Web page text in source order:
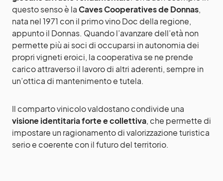
questo senso è laCaves Cooperatives de Donnas,
nata nel 1971 con il primo vino Doc della regione,
appunto il Donnas. Quando l’avanzare dell’età non
permette più ai soci di occuparsi in autonomia dei
propri vigneti eroici, la cooperativa se ne prende
carico attraverso il lavoro di altri aderenti, sempre in
un’ottica di mantenimento e tutela.
Il comparto vinicolo valdostano condivide una
visione identitaria forte e collettiva, che permette di
impostare un ragionamento di valorizzazione turistica
serio e coerente con il futuro del territorio.